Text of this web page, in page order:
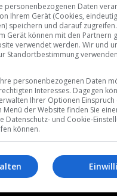
personenbezogenen Daten
Ihrem Gerät (Cookies,
speichern und darauf
Gerät können mit den Partnern
verwendet werden. Wir und
Standortbestimmung
personenbezogenen Daten
Interesses. Dagegen
Ihrer Optionen Einspruch
der Website finden Sie
Datenschutz- und Cookie-
können.